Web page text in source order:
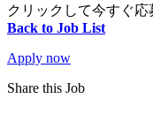
クリックして今すぐ応
Back to Job List
Apply now
Share this Job